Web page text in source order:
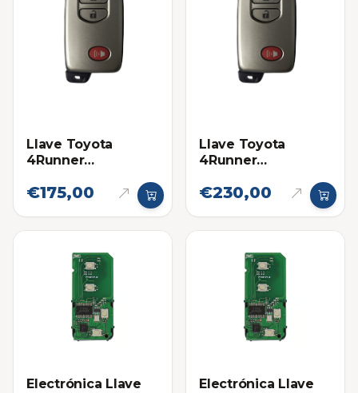
Llave Toyota
4Runner
€175,00
Llave Toyota
4Runner
Eléctronica original
€230,00
Electrónica Llave
Electrónica Llave